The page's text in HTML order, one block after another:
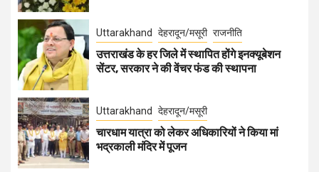
Uttarakhand देहरादून/मसूरी राजनीति
उत्तराखंड के हर जिले में स्थापित होंगे इनक्यूबेशन
सेंटर, सरकार ने की वेंचर फंड की स्थापना
Uttarakhand देहरादून/मसूरी
चारधाम यात्रा को लेकर अधिकारियों ने किया मां
भद्रकाली मंदिर में पूजन